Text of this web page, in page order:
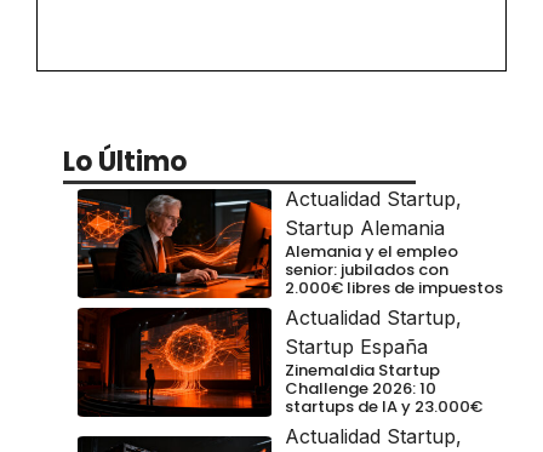
Lo Último
Actualidad Startup,
Startup Alemania
Alemania y el empleo
senior: jubilados con
2.000€ libres de impuestos
Actualidad Startup,
Startup España
Zinemaldia Startup
Challenge 2026: 10
startups de IA y 23.000€
Actualidad Startup,